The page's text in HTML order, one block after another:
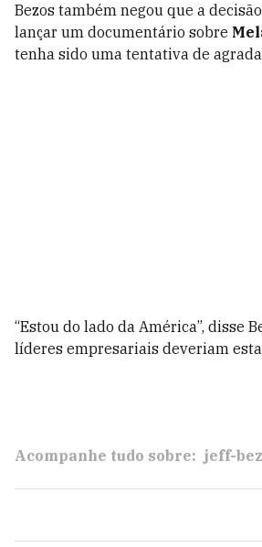
Bezos também negou que a
lançar um documentário sobre
tenha sido uma tentativa de
“Estou do lado da América”, disse
líderes empresariais deveriam
Acompanhe tudo sobre: jeff-